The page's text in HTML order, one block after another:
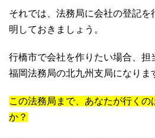
それでは、法務局に会社の登記を
明しておきましょう。
行橋市で会社を作りたい場合、担
福岡法務局の北九州支局になりま
この法務局まで、あなたが行くの
か？